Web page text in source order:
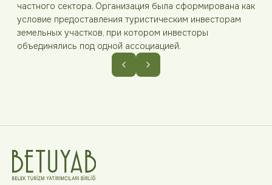
частного сектора. Организация была сформирована как
условие предоставления туристическим инвесторам
земельных участков, при котором инвесторы
объединялись под одной ассоциацией.